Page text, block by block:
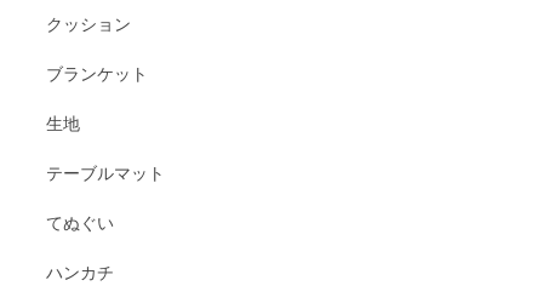
クッション
ブランケット
生地
テーブルマット
てぬぐい
ハンカチ